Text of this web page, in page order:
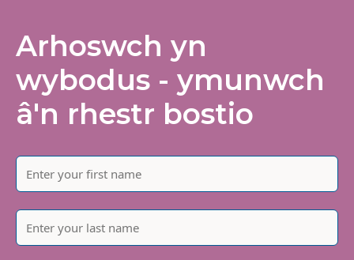
Arhoswch yn
wybodus - ymunwch
â'n rhestr bostio